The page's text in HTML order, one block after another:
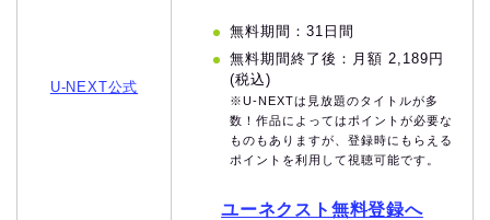
U-NEXT公式
無料期間：31日間
無料期間終了後：月額 2,189円
(税込)
※U-NEXTは見放題のタイトルが多
数！作品によってはポイントが必要な
ものもありますが、登録時にもらえる
ポイントを利用して視聴可能です。
ユーネクスト無料登録へ